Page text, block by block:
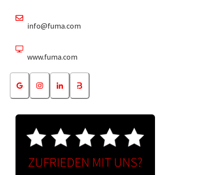
info@fuma.com
www.fuma.com